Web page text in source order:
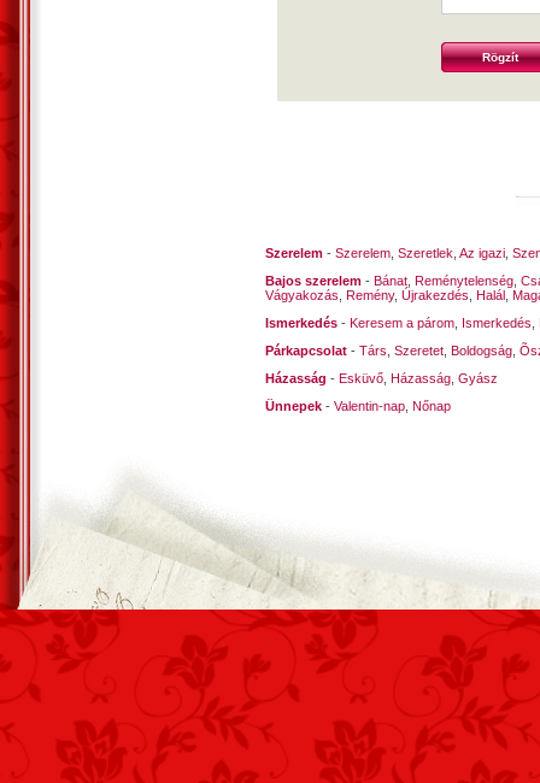
Szerelem - Szerelem Szeretlek Az igazi
Bajos szerelem - Bánat Reménytelenség
Vágyakozás Remény, Újrakezdés Halál
Ismerkedés - Keresem a párom Ismerkedés
Párkapcsolat - Társ Szeretet Boldogság
Házasság - Esküvő Házasság Gyász
Ünnepek - Valentin-nap Nőnap